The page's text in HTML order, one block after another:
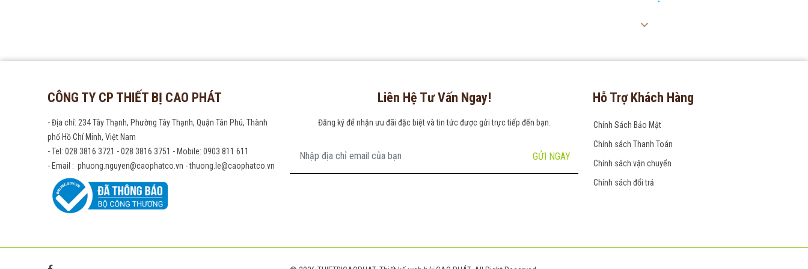
CÔNG TY CP THIẾT BỊ CAO PHÁT
- Địa chỉ: 234 Tây Thạnh, Phường Tây Thạnh, Quận Tân Phú, Thành
phố Hồ Chí Minh, Việt Nam
- Tel: 028 3816 3721 - 028 3816 3751 - Mobile: 0903 811 611
- Email : phuong.nguyen@caophatco.vn - thuong.le@caophatco.vn
Liên Hệ Tư Vấn Ngay!
Đăng ký để nhận ưu đãi đặc biệt và tin tức được gửi trực tiếp đến bạn.
GỬI NGAY
Hỗ Trợ Khách Hàng
Chính Sách Bảo Mật
Chính sách Thanh Toán
Chính sách vận chuyển
Chính sách đổi trả